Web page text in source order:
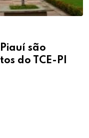
são
do TCE-PI